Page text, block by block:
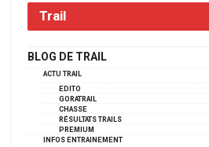
Trail
BLOG DE TRAIL
ACTU TRAIL
EDITO
GORATRAIL
CHASSE
RÉSULTATS TRAILS
PREMIUM
INFOS ENTRAINEMENT